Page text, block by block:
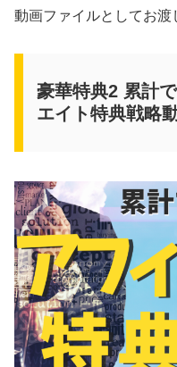
動画ファイルとしてお渡
豪華特典2 累計
エイト特典戦略